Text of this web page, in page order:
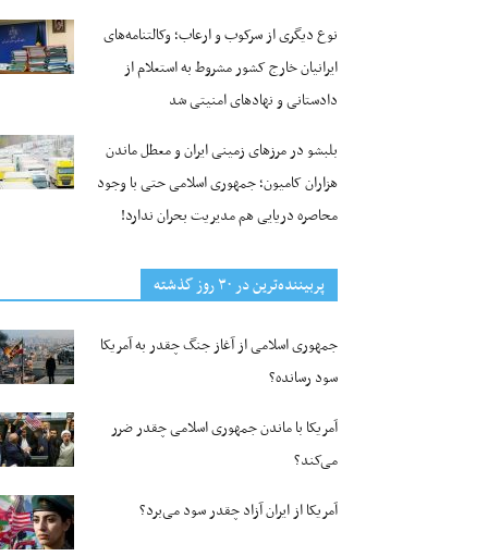
نوع دیگری از سرکوب و ارعاب؛ وکالتنامه‌های
ایرانیان خارج کشور مشروط به استعلام از
دادستانی و نهادهای امنیتی شد
بلبشو در مرزهای زمینی ایران و معطل ماندن
هزاران کامیون؛ جمهوری اسلامی حتی با وجود
محاصره دریایی هم مدیریت بحران ندارد!
پربیننده‌ترین‌ در ۳۰ روز گذشته
جمهوری اسلامی از آغاز جنگ چقدر به آمریکا
سود رسانده؟
آمریکا با ماندن جمهوری اسلامی چقدر ضرر
می‌کند؟
آمریکا از ایران آزاد چقدر سود می‌برد؟